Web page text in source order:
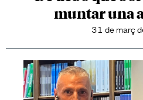
muntar una
31 de març